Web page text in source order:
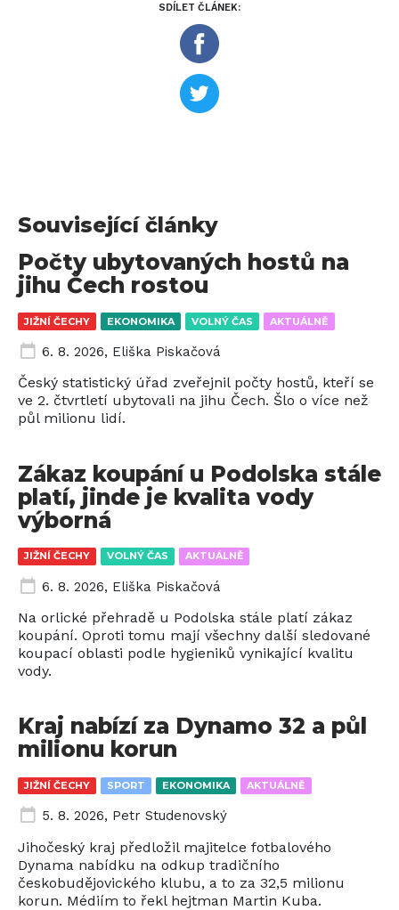
SDÍLET ČLÁNEK:
Související články
JIŽNÍ ČECHY EKONOMIKA VOLNÝ ČAS AKTUÁLNĚ
Počty ubytovaných hostů na
jihu Čech rostou
6. 8. 2026, Eliška Piskačová
Český statistický úřad zveřejnil počty hostů, kteří se
ve 2. čtvrtletí ubytovali na jihu Čech. Šlo o více než
půl milionu lidí.
JIŽNÍ ČECHY VOLNÝ ČAS AKTUÁLNĚ
Zákaz koupání u Podolska stále
platí, jinde je kvalita vody
výborná
6. 8. 2026, Eliška Piskačová
Na orlické přehradě u Podolska stále platí zákaz
koupání. Oproti tomu mají všechny další sledované
koupací oblasti podle hygieniků vynikající kvalitu
vody.
JIŽNÍ ČECHY SPORT EKONOMIKA AKTUÁLNĚ
Kraj nabízí za Dynamo 32 a půl
milionu korun
5. 8. 2026, Petr Studenovský
Jihočeský kraj předložil majitelce fotbalového
Dynama nabídku na odkup tradičního
českobudějovického klubu, a to za 32,5 milionu
korun. Médiím to řekl hejtman Martin Kuba.